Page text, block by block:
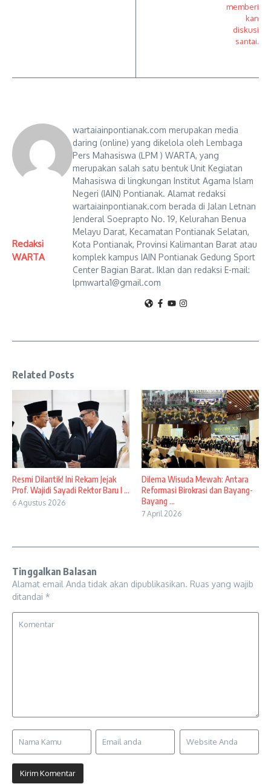
Redaksi
WARTA
wartaiainpontianak.com merupakan media
daring (online) yang dikelola oleh Lembaga
Pers Mahasiswa (LPM ) WARTA, yang
merupakan salah satu bentuk Unit Kegiatan
Mahasiswa di lingkungan Institut Agama Islam
Negeri (IAIN) Pontianak. Alamat redaksi
wartaiainpontianak.com berada di Jalan Letnan
Jenderal Soeprapto No. 19, Kelurahan Benua
Melayu Darat, Kecamatan Pontianak Selatan,
Kota Pontianak, Provinsi Kalimantan Barat atau
komplek kampus IAIN Pontianak Gedung Sport
Center Bagian Barat. Iklan dan redaksi E-mail:
lpmwarta1@gmail.com
Related Posts
Resmi Dilantik! Ini Rekam Jejak
Prof. Wajidi Sayadi Rektor Baru I ...
6 Agustus 2026
Dilema Wisuda Mewah: Antara
Reformasi Birokrasi dan Bayang-
Bayang ...
7 April 2026
Tinggalkan Balasan
Alamat email Anda tidak akan dipublikasikan. Ruas yang wajib
ditandai *